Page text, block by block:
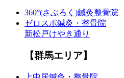
360°(さぶろく)鍼灸整骨院
ゼロスポ鍼灸・整骨院
新松戸けやき通り
【群馬エリア】